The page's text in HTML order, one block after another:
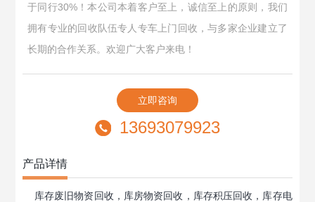
于同行30%！本公司本着客户至上，诚信至上的原则，我们
拥有专业的回收队伍专人专车上门回收，与多家企业建立了
长期的合作关系。欢迎广大客户来电！
立即咨询
13693079923
产品详情
库存废旧物资回收 ，库房物资回收 ， 库存积压回收 ，库存电